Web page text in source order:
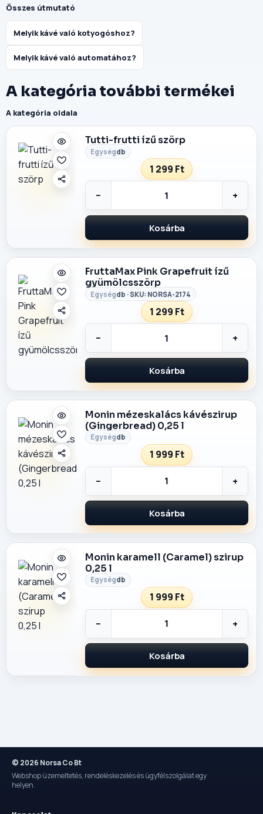
Összes útmutató
Melyik kávé való kotyogóshoz?
Melyik kávé való automatához?
A kategória további termékei
A kategória oldala
Tutti-frutti ízű szörp
db
1 299 Ft
− +
Kosárba
FruttaMax Pink Grapefruit ízű
gyümölcsszörp
db · SKU: NORSA-2174
1 299 Ft
− +
Kosárba
Monin mézeskalács kávészirup
(Gingerbread) 0,25 l
db
1 999 Ft
− +
Kosárba
Monin karamell (Caramel) szirup
0,25 l
db
1 999 Ft
− +
Kosárba
© 2026 Norsa Co Bt
Webshop üzemeltetés, rendeléskezelés és ügyfélszolgálat egy
helyen.